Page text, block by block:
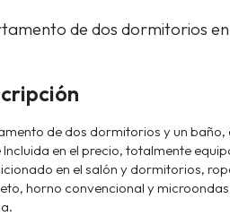
de dos dormitorios
de dos dormitorios y un
Incluida en el precio, totalmente
en el salón y dormitorios,
horno convencional y